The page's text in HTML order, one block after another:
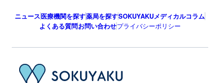
ニュース医療機関を探す薬局を探すSOKUYAKUメディカルコラム
よくある質問お問い合わせプライバシーポリシー